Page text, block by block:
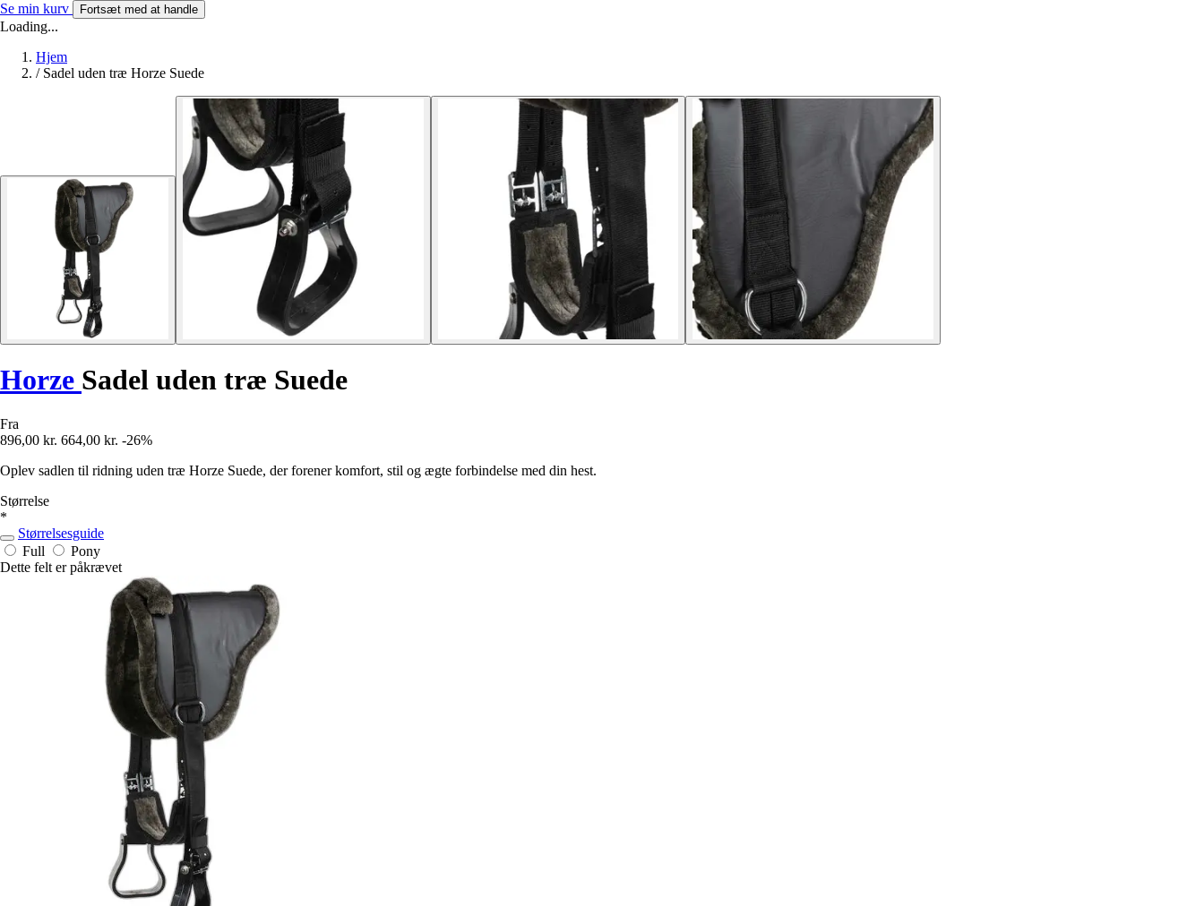
Se min kurv Fortsæt med at handle
Loading...
Hjem
/ Sadel uden træ Horze Suede
Horze Sadel uden træ Suede
Fra
896,00 kr. 664,00 kr. -26%
Oplev sadlen til ridning uden træ Horze Suede, der forener komfort, stil og ægte forbindelse med din hest.
Størrelse
*
Størrelsesguide
Full
Pony
Dette felt er påkrævet